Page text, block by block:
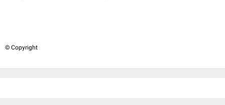
© Copyright